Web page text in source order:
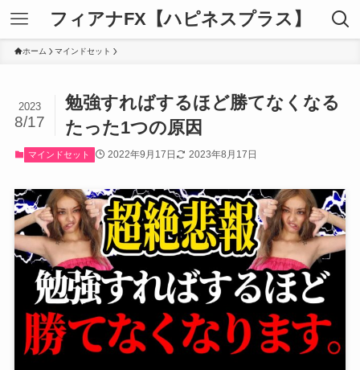
フィアナFX【ハピネスプラス】
ホーム マインドセット
勉強すればするほど勝てなくなる
たった1つの原因
2023
8/17
マインドセット 2022年9月17日 2023年8月17日